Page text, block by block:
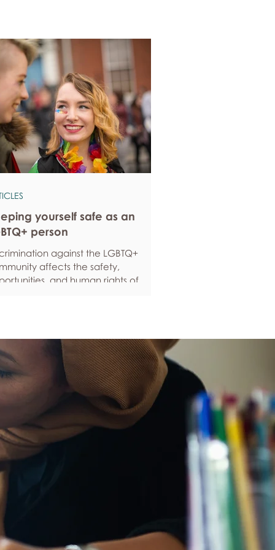
yourself safe as an
person
against the LGBTQ+
affects the safety,
and human rights of
your rights isn’t just about
safe - it’s also about feeling like
matter, and having control over
own life. Make sure you know your
rights in all sorts of situations – from
housin